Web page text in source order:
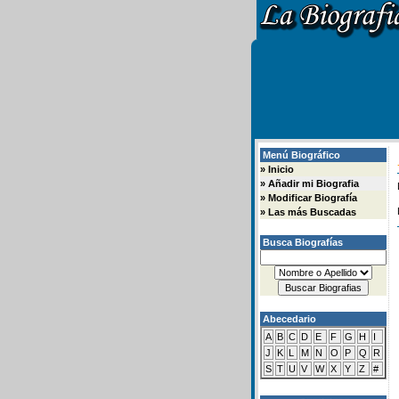
Menú Biográfico
» Inicio
» Añadir mi Biografia
» Modificar Biografía
» Las más Buscadas
Busca Biografías
Abecedario
A B C D E F G H
I
J
K L M N O P Q
R
S T U V W X Y Z #